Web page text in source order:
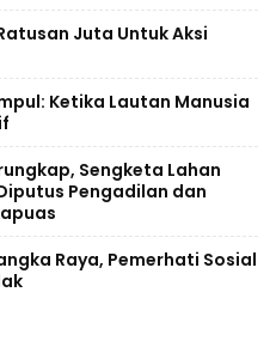
Juta Untuk Aksi
Ketika Lautan Manusia
Sengketa Lahan
Pengadilan dan
Raya, Pemerhati Sosial